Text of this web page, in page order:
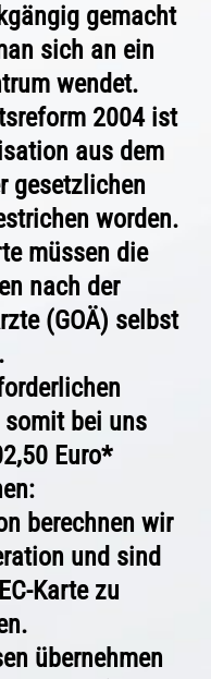
gemacht
sich an ein
wendet.
2004 ist
aus dem
gesetzlichen
worden.
müssen die
nach der
(GOÄ) selbst
bei uns
Euro*
berechnen wir
und sind
Karte zu
übernehmen